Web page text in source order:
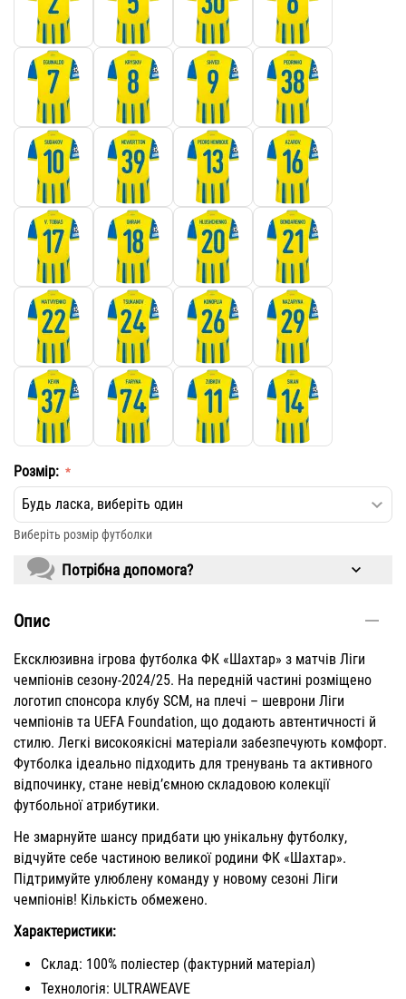
Розмір:
​Виберіть розмір футболки
Потрібна допомога?
Опис
Ексклюзивна ігрова футболка ФК «Шахтар» з матчів Ліги
чемпіонів сезону-2024/25. На передній частині розміщено
логотип спонсора клубу SCM, на плечі – шеврони Ліги
чемпіонів та UEFA Foundation, що додають автентичності й
стилю. Легкі високоякісні матеріали забезпечують комфорт.
Футболка ідеально підходить для тренувань та активного
відпочинку, стане невід’ємною складовою колекції
футбольної атрибутики.
Не змарнуйте шансу придбати цю унікальну футболку,
відчуйте себе частиною великої родини ФК «Шахтар».
Підтримуйте улюблену команду у новому сезоні Ліги
чемпіонів! Кількість обмежено.
Характеристики:
Склад: 100% поліестер (фактурний матеріал)
Технологія: ULTRAWEAVE